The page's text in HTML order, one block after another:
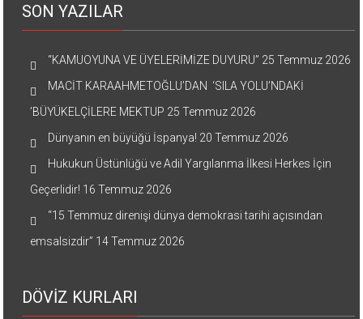
SON YAZILAR
“KAMUOYUNA VE ÜYELERİMİZE DUYURU” 25 Temmuz 2026
MACİT KARAAHMETOĞLU’DAN ‘SILA YOLU’NDAKİ
’BÜYÜKELÇİLERE MEKTUP 25 Temmuz 2026
Dünyanın en büyüğü İspanya! 20 Temmuz 2026
Hukukun Üstünlüğü ve Adil Yargılanma İlkesi Herkes İçin
Geçerlidir! 16 Temmuz 2026
“15 Temmuz direnişi dünya demokrasi tarihi açısından
emsalsizdir” 14 Temmuz 2026
DÖVİZ KURLARI